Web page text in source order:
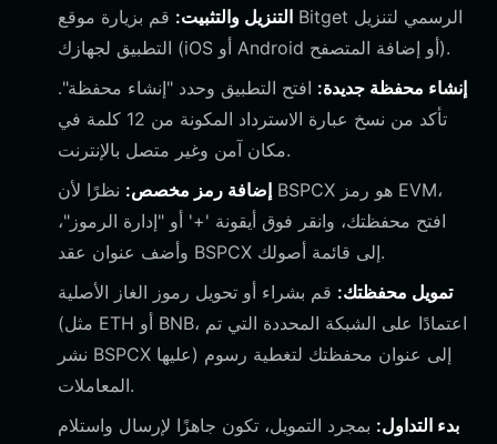
التنزيل والتثبيت: قم بزيارة موقع Bitget الرسمي لتنزيل
التطبيق لجهازك (iOS أو Android أو إضافة المتصفح).
إنشاء محفظة جديدة: افتح التطبيق وحدد "إنشاء محفظة".
تأكد من نسخ عبارة الاسترداد المكونة من 12 كلمة في
مكان آمن وغير متصل بالإنترنت.
إضافة رمز مخصص: نظرًا لأن BSPCX هو رمز EVM،
افتح محفظتك، وانقر فوق أيقونة '+' أو "إدارة الرموز"،
وأضف عنوان عقد BSPCX إلى قائمة أصولك.
تمويل محفظتك: قم بشراء أو تحويل رموز الغاز الأصلية
(مثل ETH أو BNB، اعتمادًا على الشبكة المحددة التي تم
نشر BSPCX عليها) إلى عنوان محفظتك لتغطية رسوم
المعاملات.
بدء التداول: بمجرد التمويل، تكون جاهزًا لإرسال واستلام